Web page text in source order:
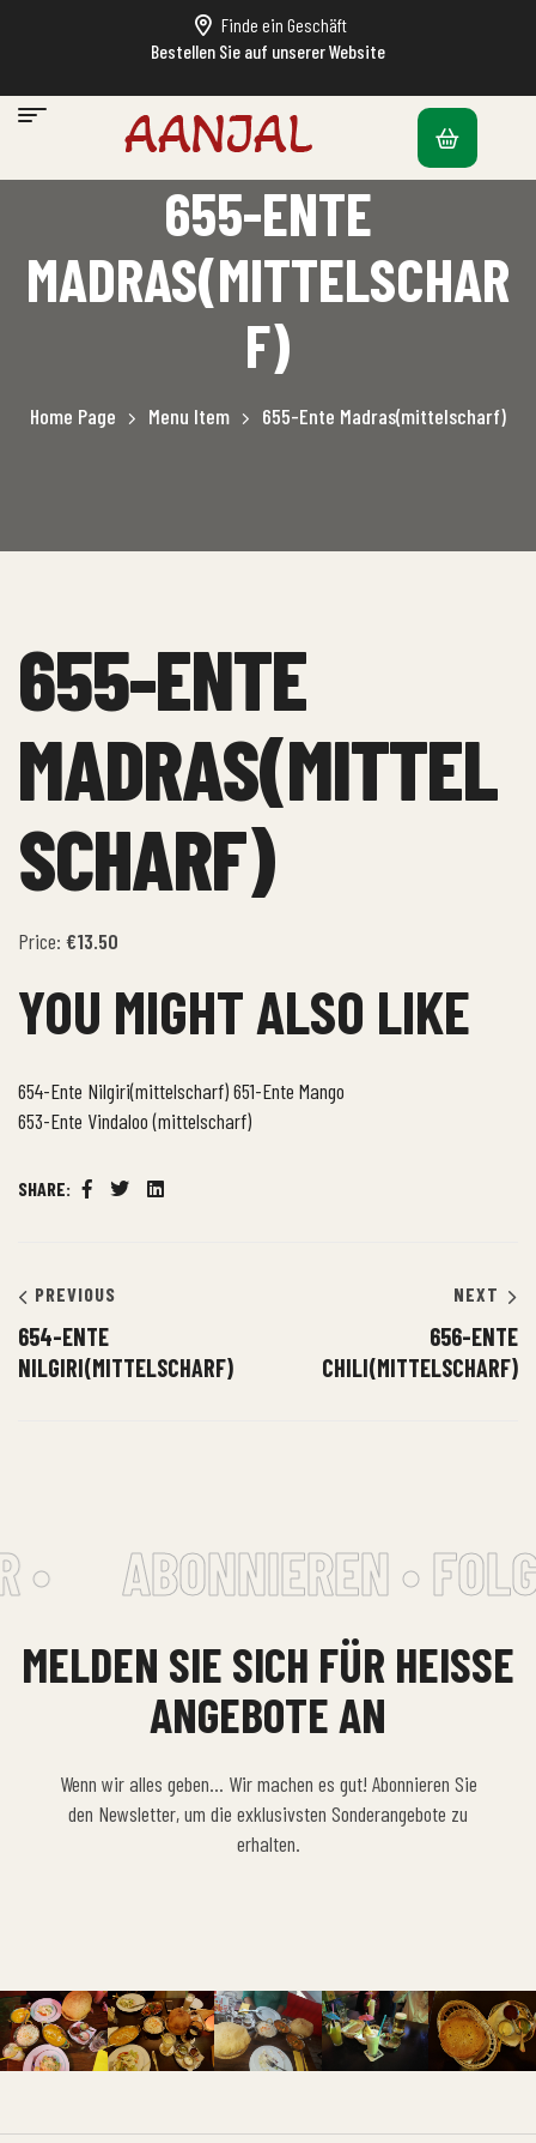
Finde ein Geschäft
Bestellen Sie auf unserer Website
655-ENTE
MADRAS(MITTELSCHAR
F)
Home Page Menu Item 655-Ente Madras(mittelscharf)
655-ENTE
MADRAS(MITTEL
SCHARF)
Price: €13.50
YOU MIGHT ALSO LIKE
654-Ente Nilgiri(mittelscharf)651-Ente Mango
653-Ente Vindaloo (mittelscharf)
SHARE:
Facebook
TwitterLinkedin
PREVIOUS
654-ENTE
NILGIRI(MITTELSCHARF)
NEXT
656-ENTE
CHILI(MITTELSCHARF)
• ABONNIEREN •
MELDEN SIE SICH FÜR HEISSE A
NGEBOTE AN
Wenn wir alles geben… Wir machen es gut! Abonnieren Sie
den Newsletter, um die exklusivsten Sonderangebote zu
erhalten.